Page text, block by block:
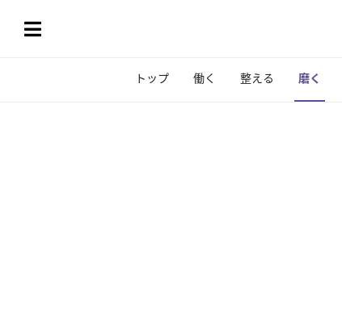
トップ 働く 整える 磨く